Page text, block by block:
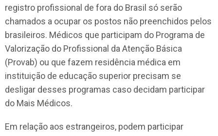
registro profissional de fora do Brasil só serão
chamados a ocupar os postos não preenchidos pelos
brasileiros. Médicos que participam do Programa de
Valorização do Profissional da Atenção Básica
(Provab) ou que fazem residência médica em
instituição de educação superior precisam se
desligar desses programas caso decidam participar
do Mais Médicos.
Em relação aos estrangeiros, podem participar